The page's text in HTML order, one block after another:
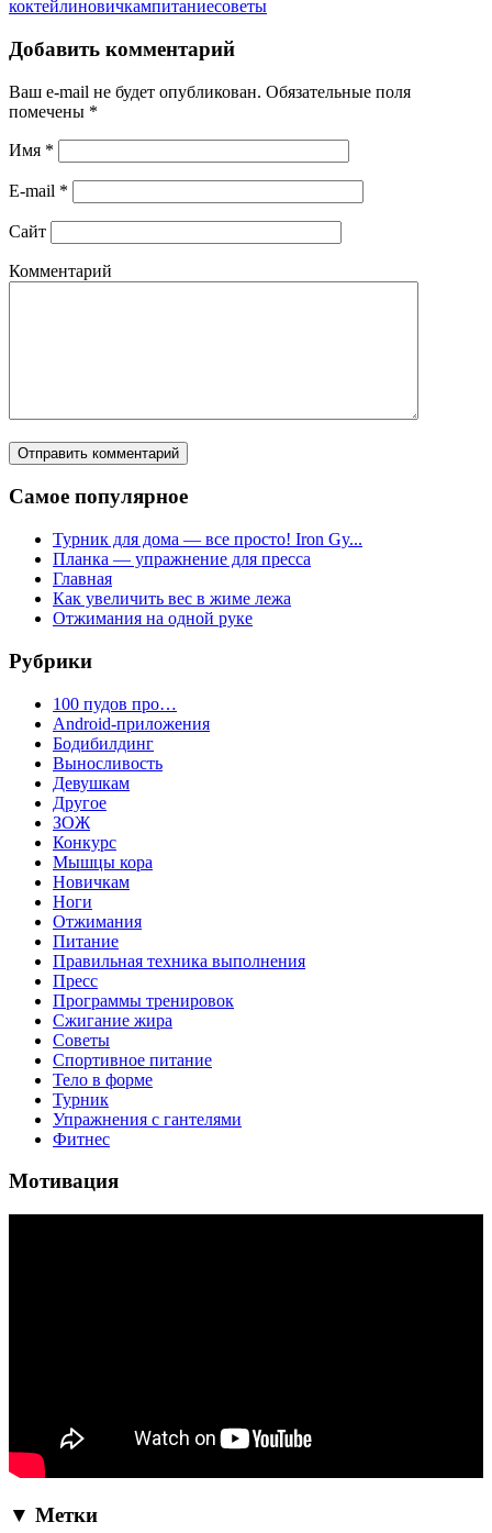
коктейлиновичкампитаниесоветы
Добавить комментарий
Ваш e-mail не будет опубликован. Обязательные поля
помечены *
Имя *
E-mail *
Сайт
Комментарий
Самое популярное
Турник для дома — все просто! Iron Gy...
Планка — упражнение для пресса
Главная
Как увеличить вес в жиме лежа
Отжимания на одной руке
Рубрики
100 пудов про…
Android-приложения
Бодибилдинг
Выносливость
Девушкам
Другое
ЗОЖ
Конкурс
Мышцы кора
Новичкам
Ноги
Отжимания
Питание
Правильная техника выполнения
Пресс
Программы тренировок
Сжигание жира
Советы
Спортивное питание
Тело в форме
Турник
Упражнения с гантелями
Фитнес
Мотивация
▼ Метки